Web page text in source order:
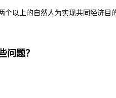
个以上的自然人为实现共同经济
问题？